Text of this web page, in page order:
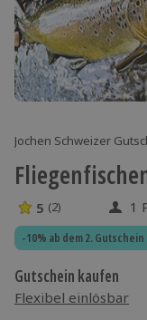
Jochen Schweizer
5 Sterne von 5 aus
5 (2) 1
-10% ab dem 2. Gutschein
Gutschein kaufen
Flexibel einlösbar